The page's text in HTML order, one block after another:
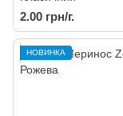
2.00 грн/г.
НОВИНКА